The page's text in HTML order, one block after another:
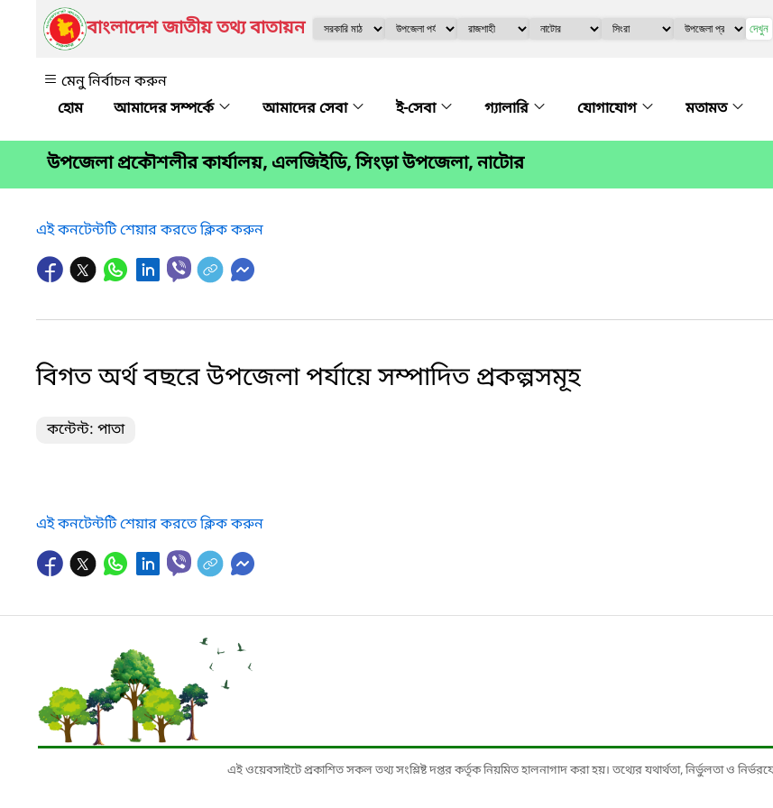
বাংলাদেশ জাতীয় তথ্য বাতায়ন দেখুন
মেনু নির্বাচন করুন
আমাদের সম্পর্কে
আমাদের সেবা ই-সেবা গ্যালারি যোগাযোগ মতামত
উপজেলা প্রকৌশলীর কার্যালয়, এলজিইডি, সিংড়া উপজেলা, নাটোর
এই কনটেন্টটি শেয়ার করতে ক্লিক করুন
বিগত অর্থ বছরে উপজেলা পর্যায়ে সম্পাদিত প্রকল্পসমূহ
কন্টেন্ট: পাতা
এই কনটেন্টটি শেয়ার করতে ক্লিক করুন
এই ওয়েবসাইটে প্রকাশিত সকল তথ্য সংশ্লিষ্ট দপ্তর কর্তৃক নিয়মিত হালনাগাদ করা হয়। তথ্যের যথার্থতা, নির্ভুলতা ও